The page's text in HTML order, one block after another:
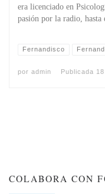
era licenciado en
pasión por la radio,
Fernandisco
por admin Publicada
COLABORA CON